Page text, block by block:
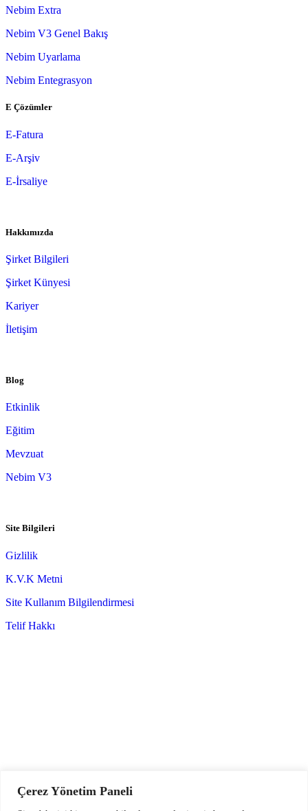
Çerez Yönetim Paneli
Nebim Extra
Nebim V3 Genel Bakış
Nebim Uyarlama
Nebim Entegrasyon
E Çözümler
E-Fatura
E-Arşiv
E-İrsaliye
Hakkımızda
Şirket Bilgileri
Şirket Künyesi
Kariyer
İletişim
Blog
Etkinlik
Eğitim
Mevzuat
Nebim V3
Site Bilgileri
Gizlilik
K.V.K Metni
Site Kullanım Bilgilendirmesi
Telif Hakkı